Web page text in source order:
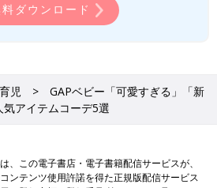
ダウンロード
児
GAPベビー「可愛すぎる」「新
アイテムコーデ5選
、この電子書店・電子書籍配信サービスが、
ンテンツ使用許諾を得た正規版配信サービス